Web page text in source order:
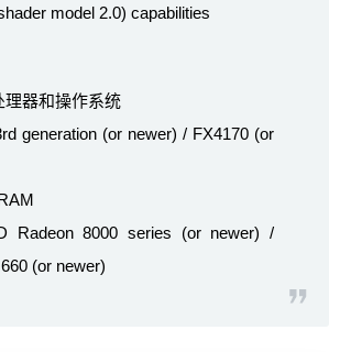
model 2.0) capabilities
理器和操作系统
generation (or newer) / FX4170 (or
Radeon 8000 series (or newer) /
(or newer)